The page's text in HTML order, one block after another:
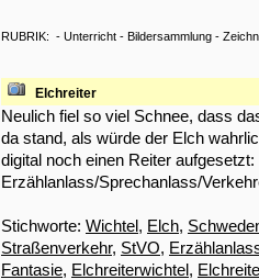
RUBRIK: - Unterricht - Bildersammlung -
Elchreiter
Neulich fiel so viel Schnee, dass
da stand, als würde der Elch
digital noch einen Reiter
Erzählanlass/Sprechanlass/
Stichworte: Wichtel, Elch,
Straßenverkehr, StVO,
Fantasie, Elchreiterwichtel,